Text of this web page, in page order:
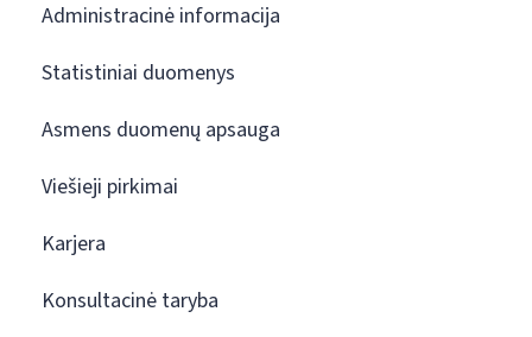
Administracinė informacija
Statistiniai duomenys
Asmens duomenų apsauga
Viešieji pirkimai
Karjera
Konsultacinė taryba